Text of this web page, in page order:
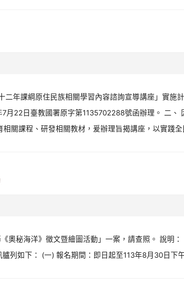
年課綱原住民族相關學習內容諮詢宣導講座」實施
22日臺教國署原字第1135702288號函辦理。 二、
關課程、研發相關教材，爰辦理旨揭講座，以實踐
奧秘海洋》徵文暨繪圖活動」一案，請查照。 說明
列如下： (一) 報名期間：即日起至113年8月30日下